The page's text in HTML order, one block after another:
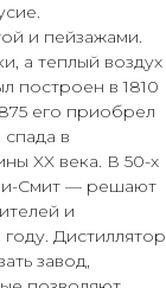
и пейзажами.
а теплый воздух
построен в 1810
его приобрел
в
XX века. В 50-х
Смит — решают
и
Дистиллятор
завод,